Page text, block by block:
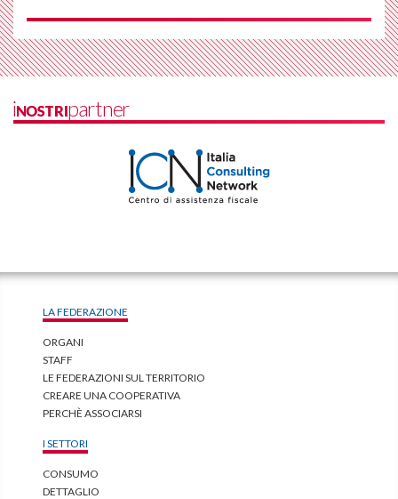
iNOSTRIpartner
LA FEDERAZIONE
ORGANI
STAFF
LE FEDERAZIONI SUL TERRITORIO
CREARE UNA COOPERATIVA
PERCHÈ ASSOCIARSI
I SETTORI
CONSUMO
DETTAGLIO